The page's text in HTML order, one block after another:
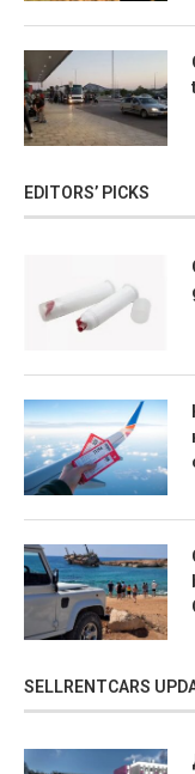
EDITORS’ PICKS
SELLRENTCARS